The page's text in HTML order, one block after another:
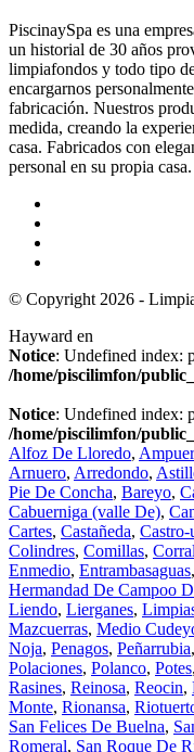
PiscinaySpa es una
un historial de 30 años
limpiafondos y todo tipo
encargarnos
fabricación. Nuestros
medida, creando la
casa. Fabricados con
personal en su propia casa.
© Copyright 2026 -
Hayward en
Notice: Undefined index:
/home/piscilimfon/
Notice: Undefined index:
/home/piscilimfon/
Alfoz De Lloredo,
Arnuero, Arredondo,
Pie De Concha, Bareyo,
Cabuerniga (valle De),
Cartes, Castañeda, Castro-
Colindres, Comillas,
Enmedio, Entrambasaguas,
Hermandad De Campoo
Liendo, Lierganes,
Mazcuerras, Medio
Noja, Penagos, Peñarrubia,
Polaciones, Polanco, Potes,
Rasines, Reinosa, Reocin,
Monte, Rionansa,
San Felices De Buelna,
Romeral, San Roque De